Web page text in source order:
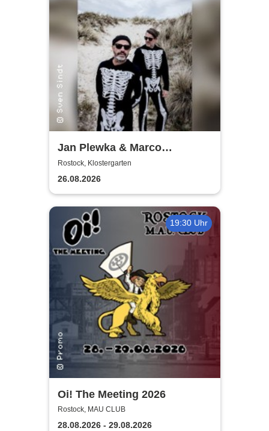
Jan Plewka & Marco
Schmedtje - Between the
Lights
Rostock, Klostergarten
26.08.2026
19:30 Uhr
Oi! The Meeting 2026
Rostock, MAU CLUB
28.08.2026 - 29.08.2026